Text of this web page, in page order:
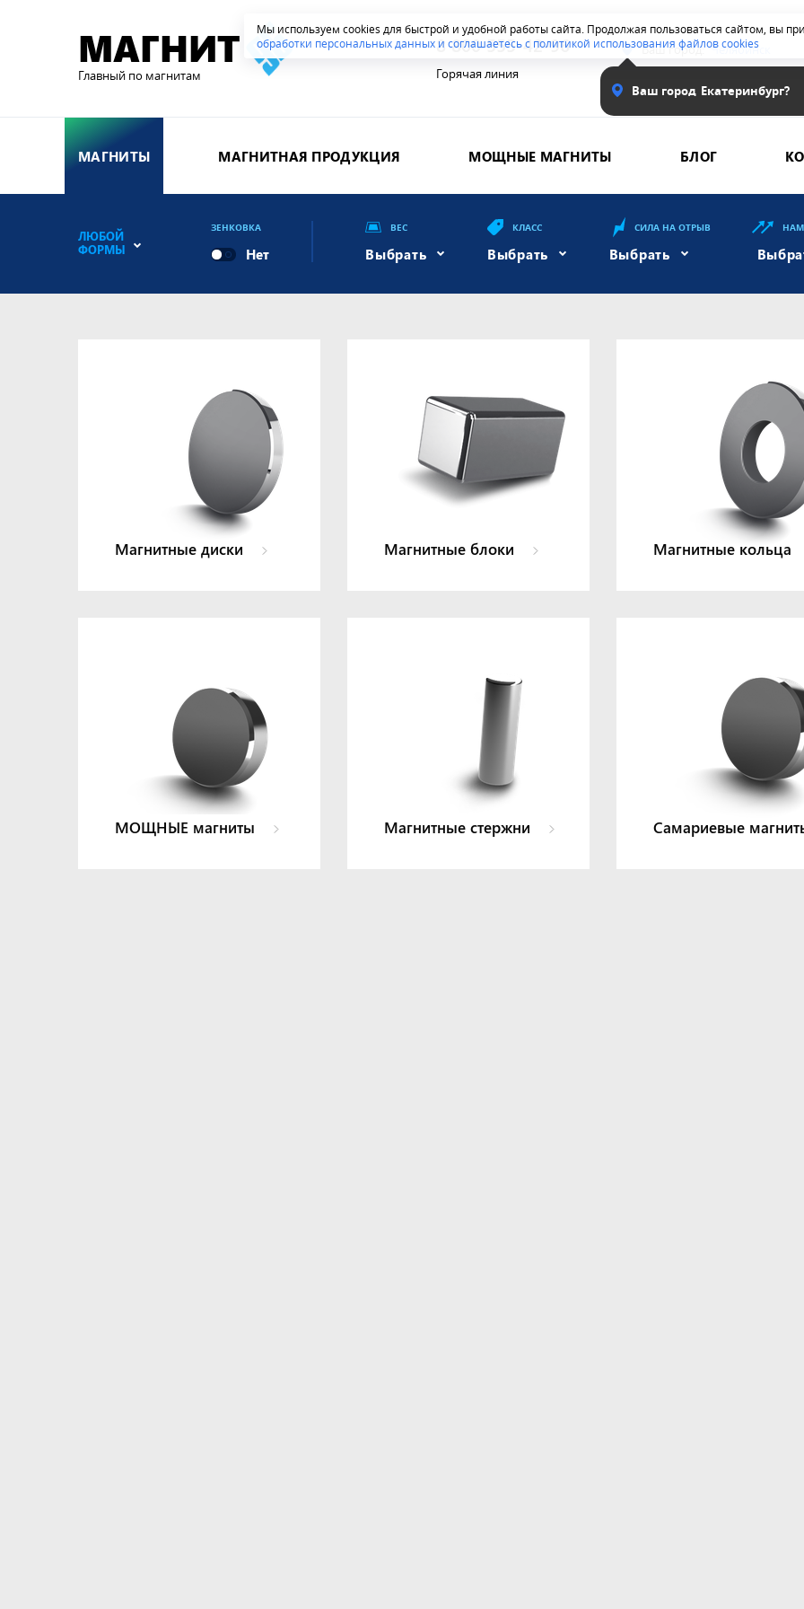
Мы используем cookies для быстрой и удобной работы сайта. Продолжая пользоваться сайтом, вы
обработки персональных данных и соглашаетесь с политикой использования файлов cookies
МАГНИТ
Главный по магнитам
8 800 555-42-96
Горячая линия
Ваш город: Челябинск
Ваш город Екатеринбург?
МАГНИТЫ МАГНИТНАЯ ПРОДУКЦИЯ МОЩНЫЕ МАГНИТЫ БЛОГ
ЛЮБОЙ
ФОРМЫ
ЗЕНКОВКА ВЕС
Выбрать
КЛАСС
Выбрать
СИЛА НА ОТРЫВ
Выбрать
Магнитные диски Магнитные блоки Магнитные кольца
МОЩНЫЕ магниты Магнитные стержни Самариевые